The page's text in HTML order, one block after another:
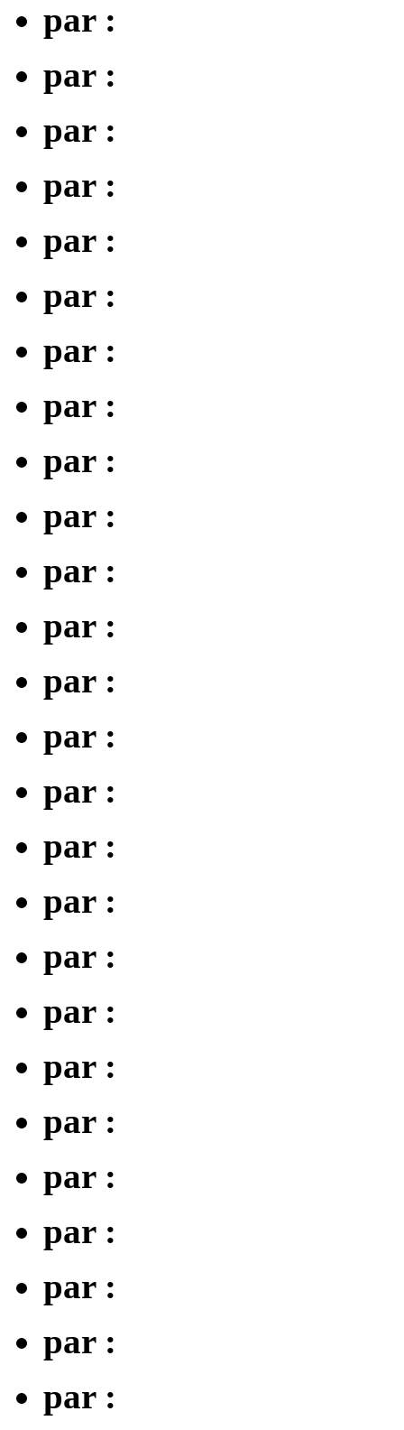
par :
par :
par :
par :
par :
par :
par :
par :
par :
par :
par :
par :
par :
par :
par :
par :
par :
par :
par :
par :
par :
par :
par :
par :
par :
par :